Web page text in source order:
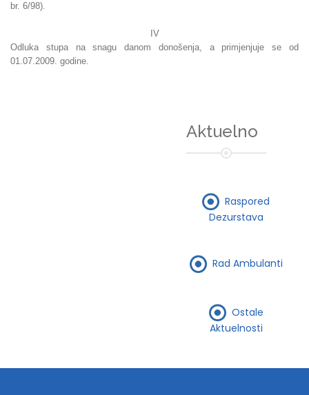
br. 6/98).
IV
Odluka stupa na snagu danom donošenja, a primjenjuje se od
01.07.2009. godine.
Aktuelno
Raspored
Dezurstava
Rad Ambulanti
Ostale
Aktuelnosti